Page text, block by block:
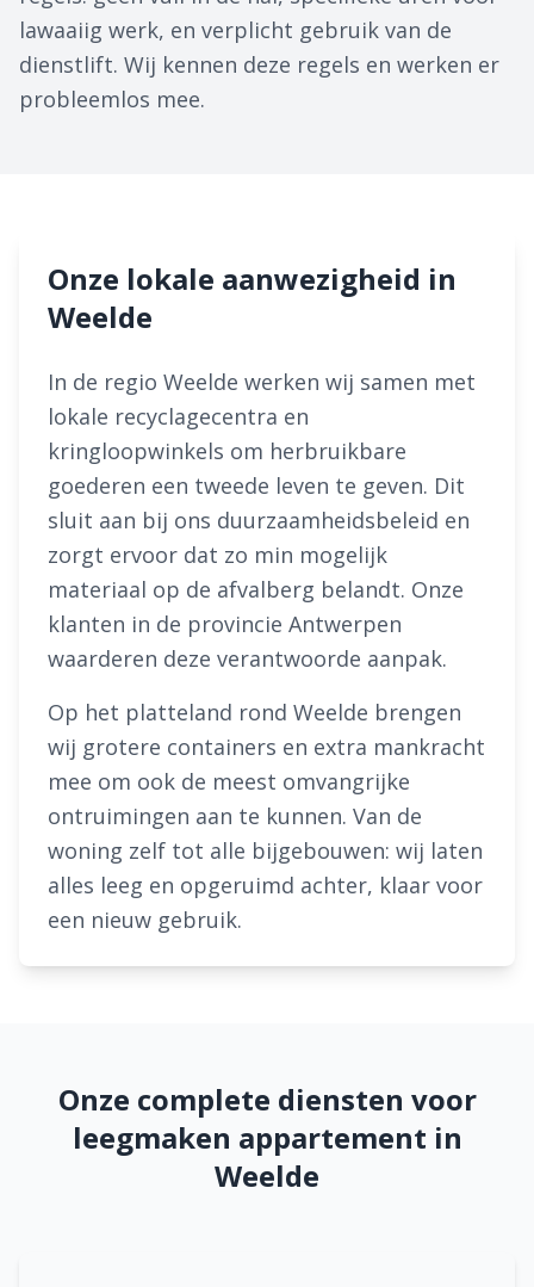
lawaaiig werk, en verplicht gebruik van de
dienstlift. Wij kennen deze regels en werken er
probleemlos mee.
Onze lokale aanwezigheid in
Weelde
In de regio Weelde werken wij samen met
lokale recyclagecentra en
kringloopwinkels om herbruikbare
goederen een tweede leven te geven. Dit
sluit aan bij ons duurzaamheidsbeleid en
zorgt ervoor dat zo min mogelijk
materiaal op de afvalberg belandt. Onze
klanten in de provincie Antwerpen
waarderen deze verantwoorde aanpak.
Op het platteland rond Weelde brengen
wij grotere containers en extra mankracht
mee om ook de meest omvangrijke
ontruimingen aan te kunnen. Van de
woning zelf tot alle bijgebouwen: wij laten
alles leeg en opgeruimd achter, klaar voor
een nieuw gebruik.
Onze complete diensten voor
leegmaken appartement in
Weelde